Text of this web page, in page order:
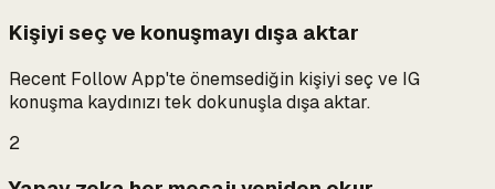
Kişiyi seç ve konuşmayı dışa aktar
Recent Follow App'te önemsediğin kişiyi seç ve IG
konuşma kaydınızı tek dokunuşla dışa aktar.
2